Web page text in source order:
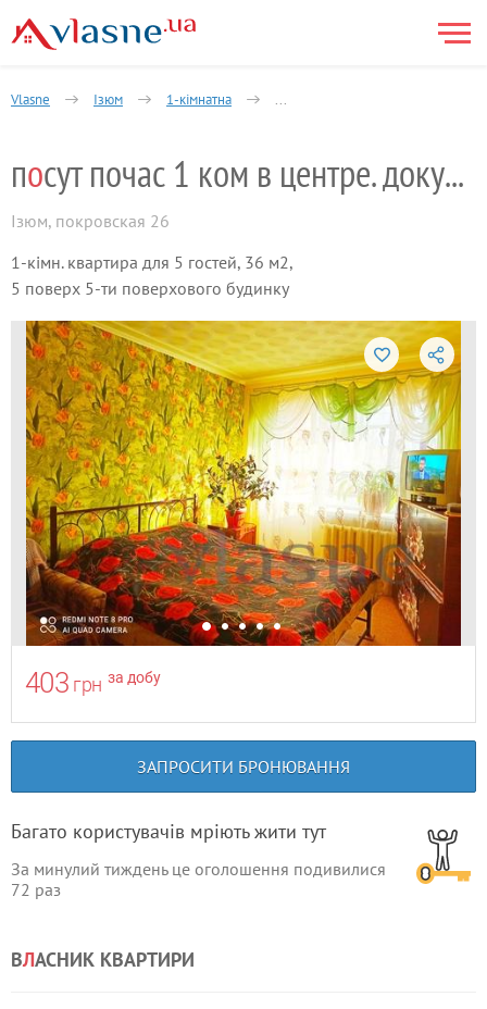
Vlasne Ізюм 1-кімнатна посут почас 1 ком в центре.
по сут почас 1 ком в центре. документи
Ізюм, покровская 26
1-кімн. квартира для 5 гостей, 36 м2,
5 поверх 5-ти поверхового будинку
403 грн за добу
ЗАПРОСИТИ БРОНЮВАННЯ
Багато користувачів мріють жити тут
За минулий тиждень це оголошення подивилися
72 раз
ВЛАСНИК КВАРТИРИ